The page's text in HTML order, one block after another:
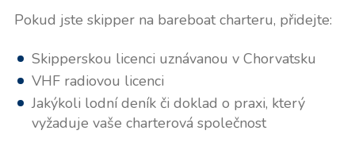
Pokud jste skipper na bareboat charteru, přidejte:
Skipperskou licenci uznávanou v Chorvatsku
VHF radiovou licenci
Jakýkoli lodní deník či doklad o praxi, který
vyžaduje vaše charterová společnost